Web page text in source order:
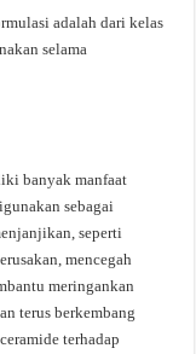
adalah dari kelas
selama
banyak manfaat
sebagai
seperti
mencegah
meringankan
terus berkembang
terhadap